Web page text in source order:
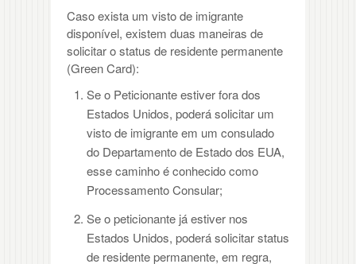
Caso exista um visto de imigrante
disponível, existem duas maneiras de
solicitar o status de residente permanente
(Green Card):
Se o Peticionante estiver fora dos
Estados Unidos, poderá solicitar um
visto de imigrante em um consulado
do Departamento de Estado dos EUA,
esse caminho é conhecido como
Processamento Consular;
Se o peticionante já estiver nos
Estados Unidos, poderá solicitar status
de residente permanente, em regra,